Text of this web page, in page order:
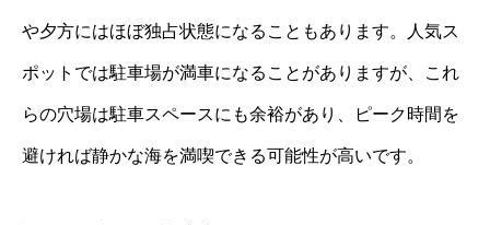
や夕方にはほぼ独占状態になることもあります。人気ス
ポットでは駐車場が満車になることがありますが、これ
らの穴場は駐車スペースにも余裕があり、ピーク時間を
避ければ静かな海を満喫できる可能性が高いです。